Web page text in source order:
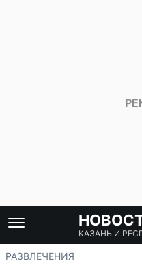
КАЗАНЬ И
РАЗВЛЕЧЕНИЯ